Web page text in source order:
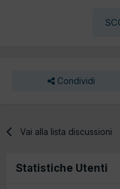
Condividi
Vai alla lista discussioni
Statistiche Utenti